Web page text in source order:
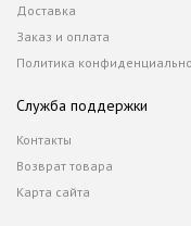
Доставка
Заказ и оплата
Политика
Служба поддержки
Контакты
Возврат товара
Карта сайта